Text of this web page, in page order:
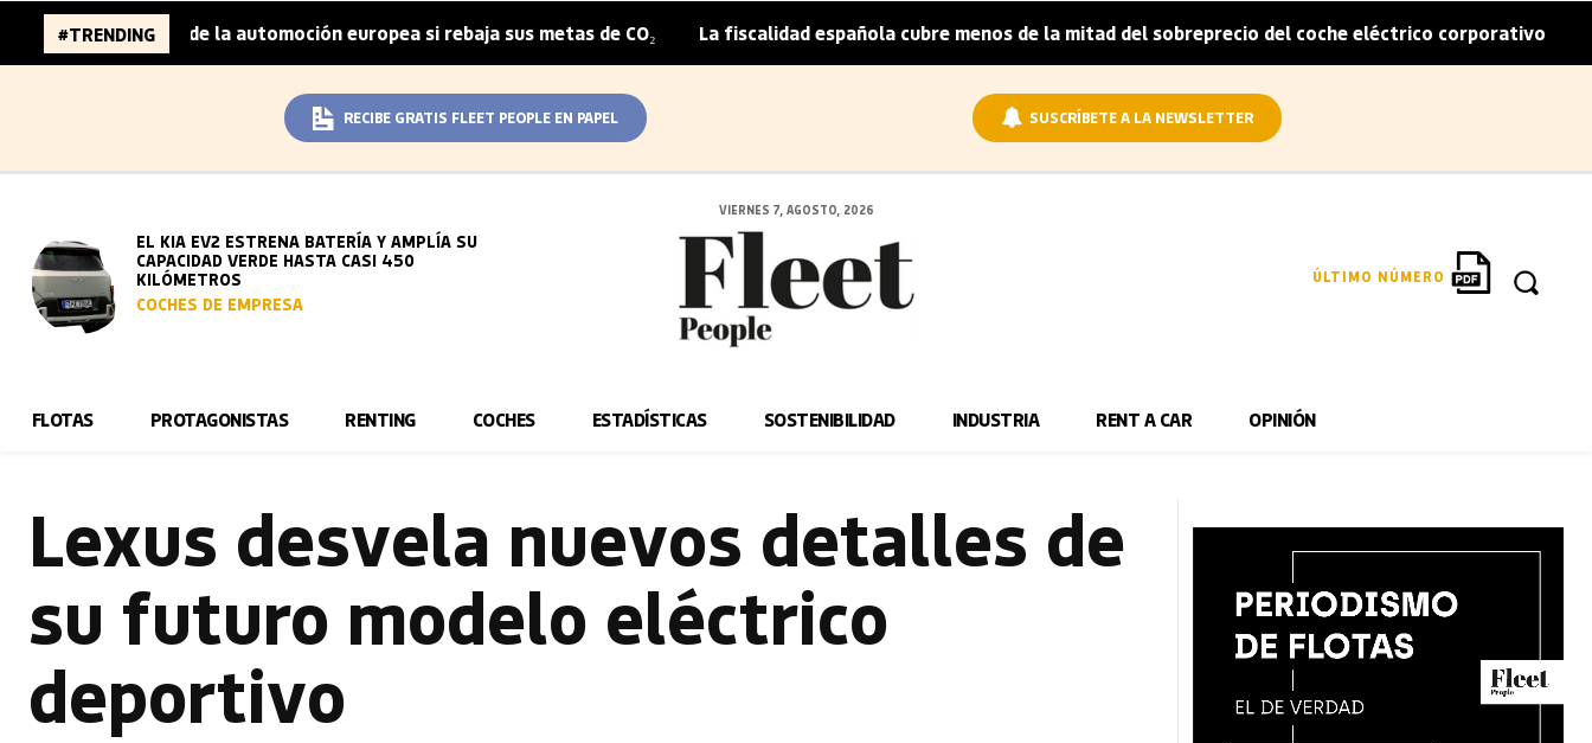
#TRENDING
de la automoción europea si rebaja sus metas de CO₂ | La fiscalidad española cubre menos de la mitad del sobreprecio del coche eléctrico corporativo | Arval
RECIBE GRATIS FLEET PEOPLE EN PAPEL SUSCRÍBETE A LA NEWSLETTER
EL KIA EV2 ESTRENA BATERÍA Y AMPLÍA SU
CAPACIDAD VERDE HASTA CASI 450
KILÓMETROS
COCHES DE EMPRESA
VIERNES 7, AGOSTO, 2026
ÚLTIMO NÚMERO
FLOTAS PROTAGONISTAS RENTING COCHES ESTADÍSTICAS SOSTENIBILIDAD INDUSTRIA RENT A CAR OPINIÓN
Lexus desvela nuevos detalles de
su futuro modelo eléctrico
deportivo